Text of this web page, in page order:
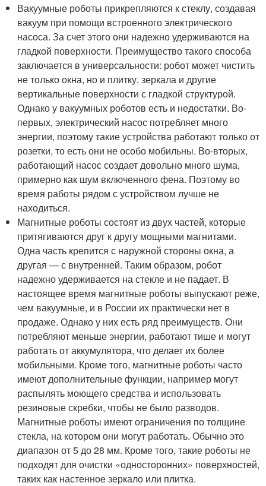
Вакуумные роботы прикрепляются к стеклу, создавая
вакуум при помощи встроенного электрического
насоса. За счет этого они надежно удерживаются на
гладкой поверхности. Преимущество такого способа
заключается в универсальности: робот может чистить
не только окна, но и плитку, зеркала и другие
вертикальные поверхности с гладкой структурой.
Однако у вакуумных роботов есть и недостатки. Во-
первых, электрический насос потребляет много
энергии, поэтому такие устройства работают только от
розетки, то есть они не особо мобильны. Во-вторых,
работающий насос создает довольно много шума,
примерно как шум включенного фена. Поэтому во
время работы рядом с устройством лучше не
находиться.
Магнитные роботы состоят из двух частей, которые
притягиваются друг к другу мощными магнитами.
Одна часть крепится с наружной стороны окна, а
другая — с внутренней. Таким образом, робот
надежно удерживается на стекле и не падает. В
настоящее время магнитные роботы выпускают реже,
чем вакуумные, и в России их практически нет в
продаже. Однако у них есть ряд преимуществ. Они
потребляют меньше энергии, работают тише и могут
работать от аккумулятора, что делает их более
мобильными. Кроме того, магнитные роботы часто
имеют дополнительные функции, например могут
распылять моющего средства и использовать
резиновые скребки, чтобы не было разводов.
Магнитные роботы имеют ограничения по толщине
стекла, на котором они могут работать. Обычно это
диапазон от 5 до 28 мм. Кроме того, такие роботы не
подходят для очистки «односторонних» поверхностей,
таких как настенное зеркало или плитка.